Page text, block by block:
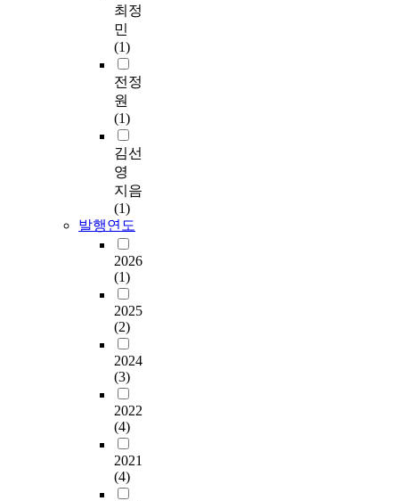
최정
민
(1)
전정
원
(1)
김선
영
지음
(1)
발행연도
2026
(1)
2025
(2)
2024
(3)
2022
(4)
2021
(4)